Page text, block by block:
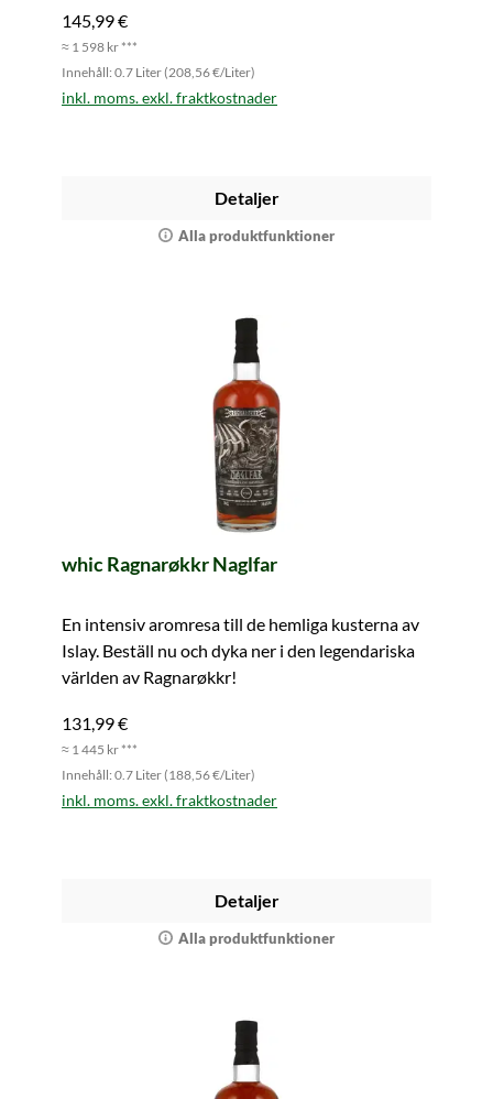
145,99 €
≈ 1 598 kr ***
Innehåll: 0.7 Liter (208,56 €/Liter)
inkl. moms. exkl. fraktkostnader
Detaljer
Alla produktfunktioner
whic Ragnarøkkr Naglfar
En intensiv aromresa till de hemliga kusterna av
Islay. Beställ nu och dyka ner i den legendariska
världen av Ragnarøkkr!
131,99 €
≈ 1 445 kr ***
Innehåll: 0.7 Liter (188,56 €/Liter)
inkl. moms. exkl. fraktkostnader
Detaljer
Alla produktfunktioner